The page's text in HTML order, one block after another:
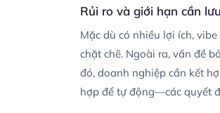
Rủi ro và giới hạn cần
Mặc dù có nhiều lợi ích,
chặt chẽ. Ngoài ra, vấn đề
đó, doanh nghiệp cần kết
hợp để tự động—các quyết